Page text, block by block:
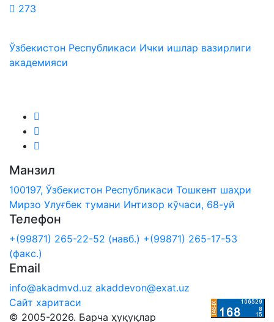
273
Ўзбекистон Республикаси Ички ишлар вазирлиги
академияси
Манзил
100197, Ўзбекистон Республикаси Тошкент шаҳри
Мирзо Улуғбек тумани Интизор кўчаси, 68-уй
Телефон
+(99871) 265-22-52 (навб.) +(99871) 265-17-53
(факс.)
Email
info@akadmvd.uz akaddevon@exat.uz
Сайт харитаси
© 2005-2026. Барча ҳуқуқлар